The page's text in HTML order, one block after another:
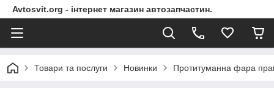
Avtosvit.org - інтернет магазин автозапчастин.
Товари та послуги Новинки Протитуманна фара